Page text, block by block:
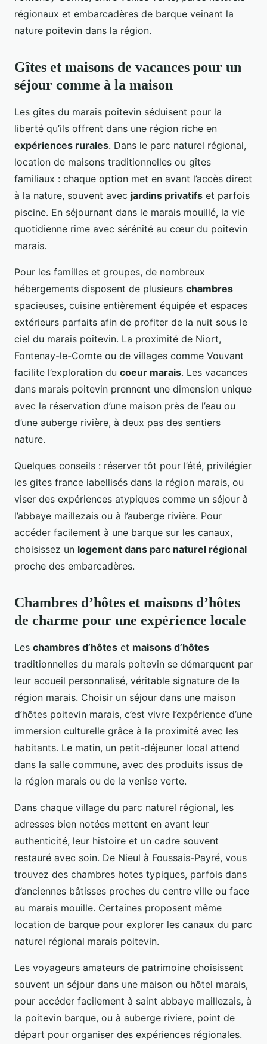
régionaux et embarcadères de barque veinant la
nature poitevin dans la région.
Gîtes et maisons de vacances pour un
séjour comme à la maison
Les gîtes du marais poitevin séduisent pour la
liberté qu’ils offrent dans une région riche en
expériences rurales. Dans le parc naturel régional,
location de maisons traditionnelles ou gîtes
familiaux : chaque option met en avant l’accès direct
à la nature, souvent avec jardins privatifs et parfois
piscine. En séjournant dans le marais mouillé, la vie
quotidienne rime avec sérénité au cœur du poitevin
marais.
Pour les familles et groupes, de nombreux
hébergements disposent de plusieurs chambres
spacieuses, cuisine entièrement équipée et espaces
extérieurs parfaits afin de profiter de la nuit sous le
ciel du marais poitevin. La proximité de Niort,
Fontenay-le-Comte ou de villages comme Vouvant
facilite l’exploration du coeur marais. Les vacances
dans marais poitevin prennent une dimension unique
avec la réservation d’une maison près de l’eau ou
d’une auberge rivière, à deux pas des sentiers
nature.
Quelques conseils : réserver tôt pour l’été, privilégier
les gites france labellisés dans la région marais, ou
viser des expériences atypiques comme un séjour à
l’abbaye maillezais ou à l’auberge rivière. Pour
accéder facilement à une barque sur les canaux,
choisissez un logement dans parc naturel régional
proche des embarcadères.
Chambres d’hôtes et maisons d’hôtes
de charme pour une expérience locale
Les chambres d’hôtes et maisons d’hôtes
traditionnelles du marais poitevin se démarquent par
leur accueil personnalisé, véritable signature de la
région marais. Choisir un séjour dans une maison
d’hôtes poitevin marais, c’est vivre l’expérience d’une
immersion culturelle grâce à la proximité avec les
habitants. Le matin, un petit-déjeuner local attend
dans la salle commune, avec des produits issus de
la région marais ou de la venise verte.
Dans chaque village du parc naturel régional, les
adresses bien notées mettent en avant leur
authenticité, leur histoire et un cadre souvent
restauré avec soin. De Nieul à Foussais-Payré, vous
trouvez des chambres hotes typiques, parfois dans
d’anciennes bâtisses proches du centre ville ou face
au marais mouille. Certaines proposent même
location de barque pour explorer les canaux du parc
naturel régional marais poitevin.
Les voyageurs amateurs de patrimoine choisissent
souvent un séjour dans une maison ou hôtel marais,
pour accéder facilement à saint abbaye maillezais, à
la poitevin barque, ou à auberge riviere, point de
départ pour organiser des expériences régionales.